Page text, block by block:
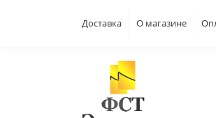
Доставка О магазине